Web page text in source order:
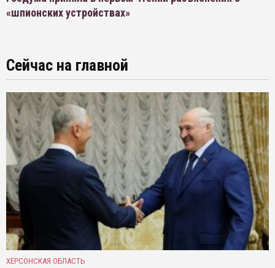
«шпионских устройствах»
Сейчас на главной
ХЕРСОНСКАЯ ОБЛАСТЬ